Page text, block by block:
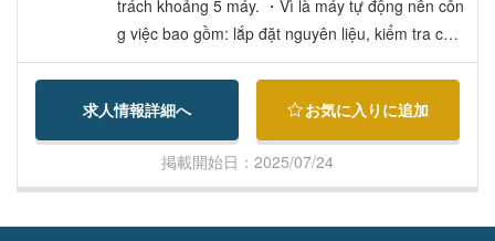
nghiệp ・Bảo hiểm tai nạn lao động ・Tuổi nghỉ h
ưu: 60 tuổi (có thể tái tuyển dụng đến 65 tuổi) ・
Tham gia hệ thống trợ cấp nghỉ việc ・Bảo hiểm t
ai nạn thương tật tư nhân
trách khoảng 5 máy. ・Vì là máy tự động nên côn
g việc bao gồm: lắp đặt nguyên liệu, kiểm tra chất
lượng và bảo trì máy móc. ■ Về tổ chức: ・Bộ ph
ận sản xuất có khoảng 30 người. ・Công ty có ha
i xưởng: xưởng số 1 chuyên sản xuất linh kiện cỡ l
ớn, và xưởng số 2 sản xuất linh kiện nhỏ. ・Tùy t
heo năng lực và tính cách, bạn sẽ được phân côn
g vào một trong hai xưởng. ■ Lộ trình phát triển n
ghề nghiệp: ・Ngoài việc nâng cao kỹ năng vận h
求人情報詳細へ お気に入りに追加
掲載開始日：2025/07/24